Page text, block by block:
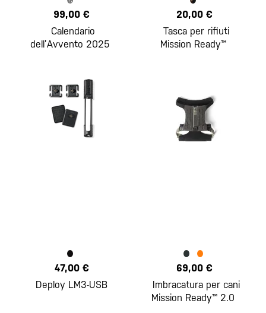
99,00 €
Calendario
dell’Avvento 2025
20,00 €
Tasca per rifiuti
Mission Ready™
47,00 €
Deploy LM3-USB
69,00 €
Imbracatura per cani
Mission Ready™ 2.0